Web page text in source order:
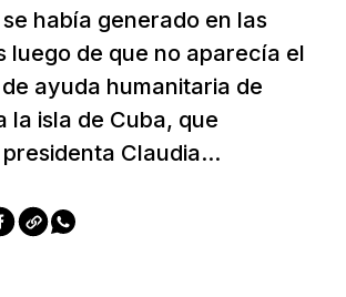
había generado en las
luego de que no aparecía el
ayuda humanitaria de
la isla de Cuba, que
Claudia...